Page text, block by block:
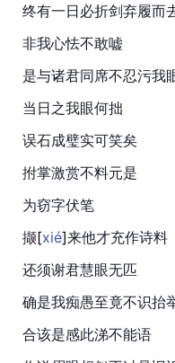
终有一日必折剑弃履而
非我心怯不敢嘘
是与诸君同席不忍污我
当日之我眼何拙
误石成璧实可笑矣
拊掌激赏不料元是
为窃字伏笔
撷[xié]来他才充作诗料
还须谢君慧眼无匹
确是我痴愚至竟不识抬
合该是感此涕不能语